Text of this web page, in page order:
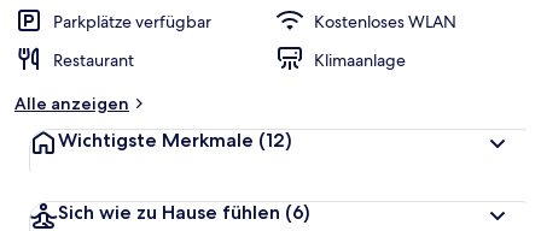
Parkplätze verfügbar
Kostenloses WLAN
Restaurant
Klimaanlage
Alle anzeigen
Wichtigste Merkmale (12)
Sich wie zu Hause fühlen (6)